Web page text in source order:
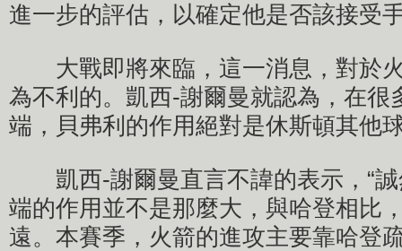
進一步的評估，以確定他是否該接受
大戰即將來臨，這一消息，對於
為不利的。凱西-謝爾曼就認為，在很
端，貝弗利的作用絕對是休斯頓其他
凱西-謝爾曼直言不諱的表示，“誠
端的作用並不是那麼大，與哈登相比
遠。本賽季，火箭的進攻主要靠哈登